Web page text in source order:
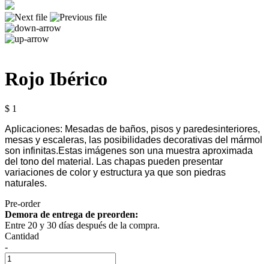
Rojo Ibérico
$ 1
Aplicaciones: Mesadas de baños, pisos y paredesinteriores,
mesas y escaleras, las posibilidades decorativas del mármol
son infinitas.Estas imágenes son una muestra aproximada
del tono del material. Las chapas pueden presentar
variaciones de color y estructura ya que son piedras
naturales.
Pre-order
Demora de entrega de preorden:
Entre 20 y 30 días después de la compra.
Cantidad
-